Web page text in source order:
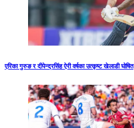
एरिका गुरुङ र दीपेन्द्रसिंह ऐरी वर्षका उत्कृष्ट खेलाडी घोषित